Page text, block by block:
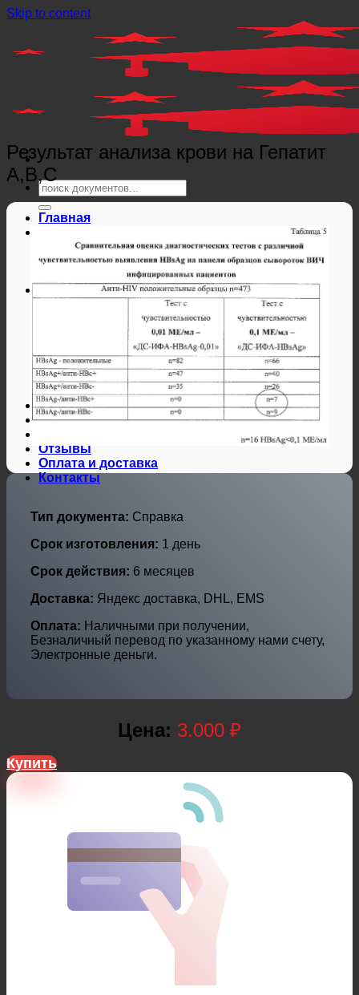
Skip to content
Главная
Мед справки
Справки из гос. органов
Справки ЗАГС
Дипломы и аттестаты
Аттестаты РФ
Дипломы и аттестаты Беларуси
Дипломы и аттестаты Казахстана
Дипломы и аттестаты Украины
Дипломы по профессиям
Дипломы по городам
Нотариальные и юр. услуги
Свидетельства ЗАГС
Отзывы
Оплата и доставка
Контакты
Результат анализа крови на Гепатит
A,B,C
Тип документа: Справка
Срок изготовления: 1 день
Срок действия: 6 месяцев
Доставка: Яндекс доставка, DHL, EMS
Оплата: Наличными при получении,
Безналичный перевод по указанному нами счету,
Электронные деньги.
Цена: 3.000 ₽
Купить